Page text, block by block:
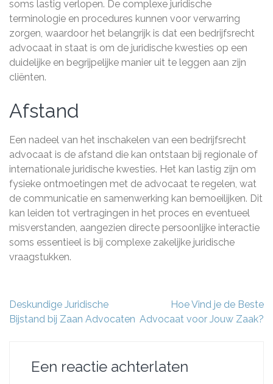
soms lastig verlopen. De complexe juridische
terminologie en procedures kunnen voor verwarring
zorgen, waardoor het belangrijk is dat een bedrijfsrecht
advocaat in staat is om de juridische kwesties op een
duidelijke en begrijpelijke manier uit te leggen aan zijn
cliënten.
Afstand
Een nadeel van het inschakelen van een bedrijfsrecht
advocaat is de afstand die kan ontstaan bij regionale of
internationale juridische kwesties. Het kan lastig zijn om
fysieke ontmoetingen met de advocaat te regelen, wat
de communicatie en samenwerking kan bemoeilijken. Dit
kan leiden tot vertragingen in het proces en eventueel
misverstanden, aangezien directe persoonlijke interactie
soms essentieel is bij complexe zakelijke juridische
vraagstukken.
Berichtnavigatie
Deskundige Juridische
Bijstand bij Zaan Advocaten
Hoe Vind je de Beste
Advocaat voor Jouw Zaak?
Een reactie achterlaten